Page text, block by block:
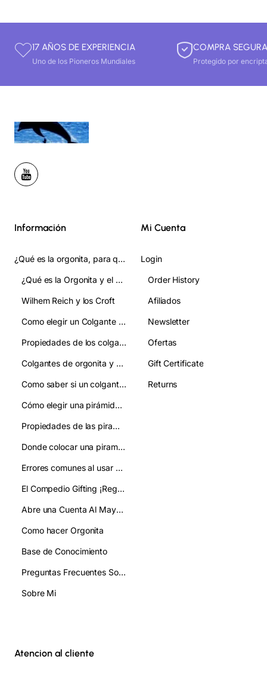
17 AÑOS DE EXPERIENCIA
Uno de los Pioneros Mundiales
COMPRA SEGURA
Protegido por
Información
¿Qué es la orgonita, para qué sirve y cómo se usa? Guia Completa
¿Qué es la Orgonita y el Orgon?
Wilhem Reich y los Croft
Como elegir un Colgante de Orgonita:guia clara para acertar en tu eleccion
Propiedades de los colgantes de orgonita
Colgantes de orgonita y chakras: qué relación tienen
Como saber si un colgante de orgonita es autentico y evitar imitaciones
Cómo elegir una pirámide de orgonita:guía práctica y clara
Propiedades de las piramides de orgonita:como se usan
Donde colocar una piramide de orgonita:mejora tu ambiente y bienestar
Errores comunes al usar pirámides de orgonita y cómo evitarlos
El Compedio Gifting ¡Regala!
Abre una Cuenta Al Mayor/ Gifting
Como hacer Orgonita
Base de Conocimiento
Preguntas Frecuentes Sobre Orgonita FAQ
Sobre Mi
Mi Cuenta
Login
Order History
Afiliados
Newsletter
Ofertas
Gift Certificate
Returns
Atencion al cliente